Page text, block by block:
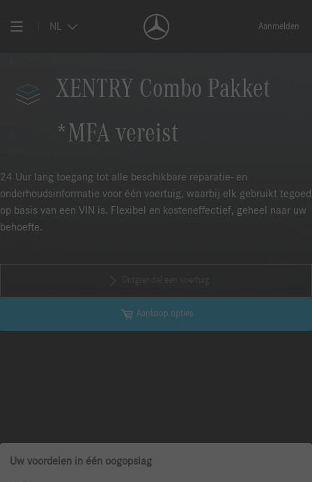
NL Aanmelden
XENTRY Combo Pakket
*MFA vereist
24 Uur lang toegang tot alle beschikbare reparatie- en
onderhoudsinformatie voor één voertuig, waarbij elk gebruikt tegoed
op basis van een VIN is. Flexibel en kosteneffectief, geheel naar uw
behoefte.
Aankoop opties
Uw voordelen in één oogopslag